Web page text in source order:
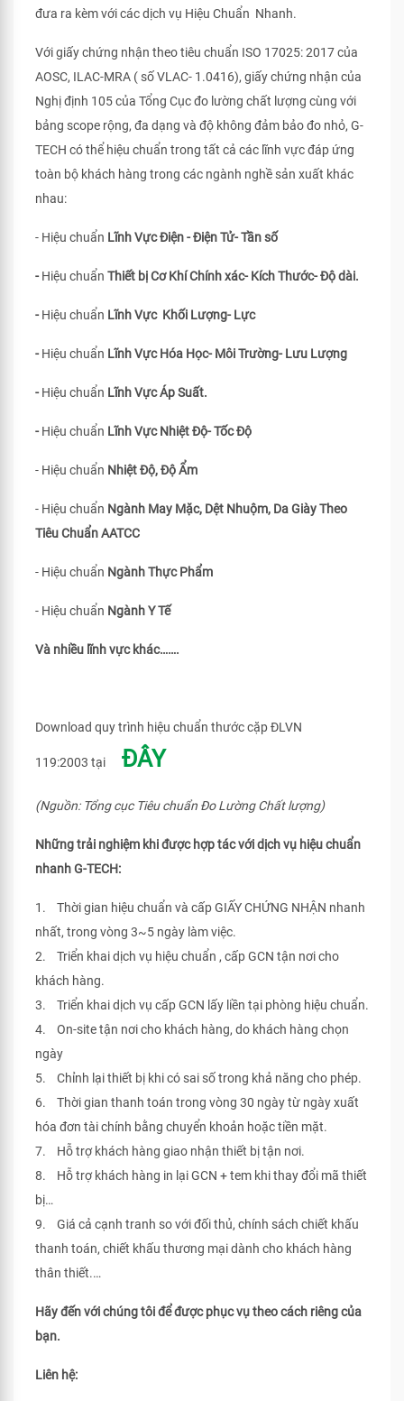
đưa ra kèm với các dịch vụ Hiệu Chuẩn Nhanh.
Với giấy chứng nhận theo tiêu chuẩn ISO 17025: 2017 của
AOSC, ILAC-MRA ( số VLAC- 1.0416), giấy chứng nhận của
Nghị định 105 của Tổng Cục đo lường chất lượng cùng với
bảng scope rộng, đa dạng và độ không đảm bảo đo nhỏ, G-
TECH có thể hiệu chuẩn trong tất cả các lĩnh vực đáp ứng
toàn bộ khách hàng trong các ngành nghề sản xuất khác
nhau:
- Hiệu chuẩn Lĩnh Vực Điện - Điện Tử- Tần số
-Hiệu chuẩn Thiết bị Cơ Khí Chính xác- Kích Thước- Độ dài.
-Hiệu chuẩn Lĩnh Vực Khối Lượng- Lực
-Hiệu chuẩn Lĩnh Vực Hóa Học- Môi Trường- Lưu Lượng
-Hiệu chuẩn Lĩnh Vực Áp Suất.
-Hiệu chuẩn Lĩnh Vực Nhiệt Độ- Tốc Độ
- Hiệu chuẩn Nhiệt Độ, Độ Ẩm
- Hiệu chuẩn Ngành May Mặc, Dệt Nhuộm, Da Giày Theo
Tiêu ChuẩnAATCC
- Hiệu chuẩn Ngành Thực Phẩm
- Hiệu chuẩn Ngành Y Tế
Và nhiều lĩnh vực khác…….
Download quy trình hiệu chuẩn thước cặp ĐLVN
119:2003 tại ĐÂY
(Nguồn: Tổng cục Tiêu chuẩn Đo Lường Chất lượng)
Những trải nghiệm khi được hợp tác với dịch vụ hiệu chuẩn
nhanh G-TECH:
1. Thời gian hiệu chuẩn và cấp GIẤY CHỨNG NHẬN nhanh
nhất, trong vòng 3~5 ngày làm việc.
2. Triển khai dịch vụ hiệu chuẩn , cấp GCN tận nơi cho
khách hàng.
3. Triển khai dịch vụ cấp GCN lấy liền tại phòng hiệu chuẩn.
4. On-site tận nơi cho khách hàng, do khách hàng chọn
ngày
5. Chỉnh lại thiết bị khi có sai số trong khả năng cho phép.
6. Thời gian thanh toán trong vòng 30 ngày từ ngày xuất
hóa đơn tài chính bằng chuyển khoản hoặc tiền mặt.
7. Hỗ trợ khách hàng giao nhận thiết bị tận nơi.
8. Hỗ trợ khách hàng in lại GCN + tem khi thay đổi mã thiết
bị…
9. Giá cả cạnh tranh so với đối thủ, chính sách chiết khấu
thanh toán, chiết khấu thương mại dành cho khách hàng
thân thiết.…
Hãy đến với chúng tôi để được phục vụ theo cách riêng của
bạn.
Liên hệ: